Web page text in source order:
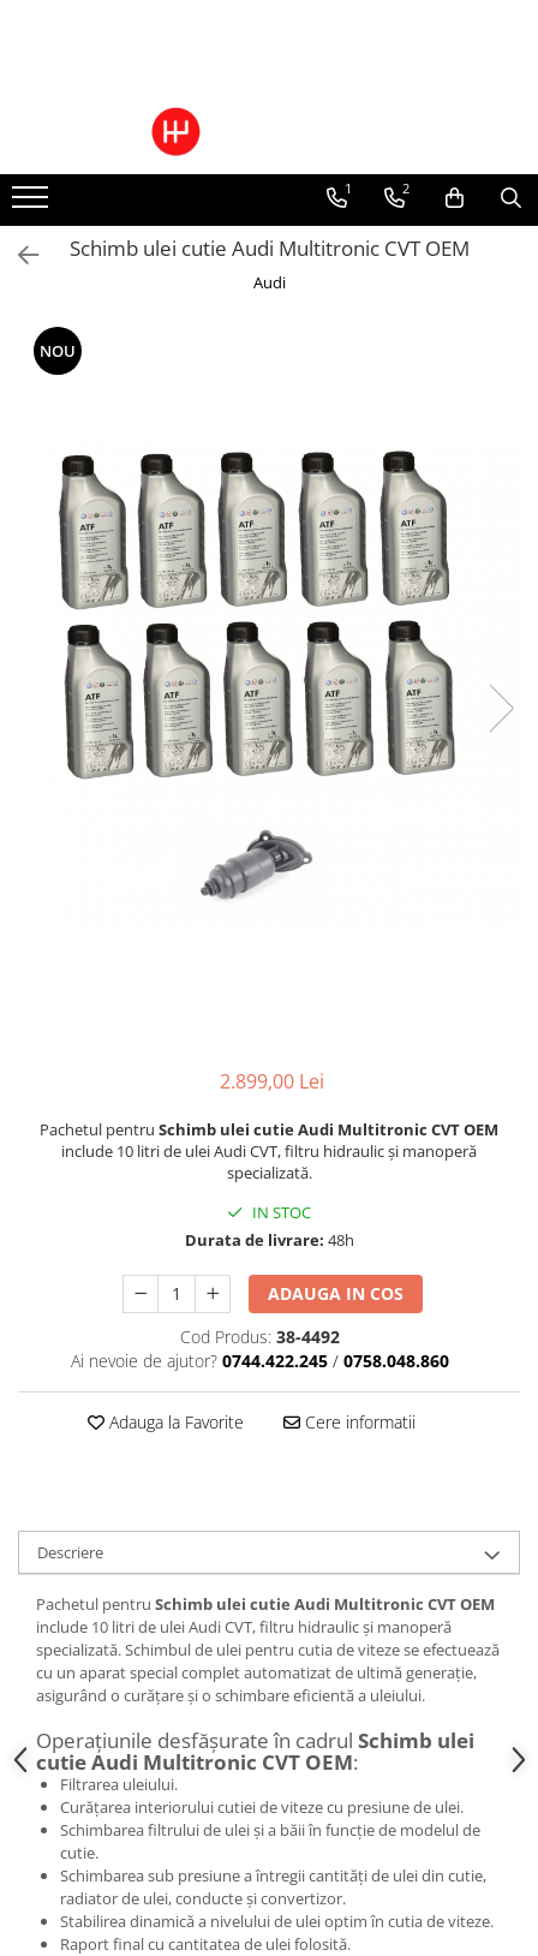
Pachete Cutie Automata
Pachete Cutie Manuala
Pachete Grup Diferential
Reparatii convertizoare de cuplu
Climatizare Auto
Piese cutii de viteze automata
Ulei cutie automata
1 2
Schimb ulei cutie Audi Multitronic CVT OEM
Audi
NOU
2.899,00 Lei
Pachetul pentru Schimb ulei cutie Audi Multitronic CVT OEM
include 10 litri de ulei Audi CVT, filtru hidraulic și manoperă
specializată.
IN STOC
Durata de livrare: 48h
ADAUGA IN COS
Cod Produs: 38-4492
Ai nevoie de ajutor? 0744.422.245 / 0758.048.860
Adauga la Favorite Cere informatii
Descriere
Pachetul pentru Schimb ulei cutie Audi Multitronic CVT OEM
include 10 litri de ulei Audi CVT, filtru hidraulic și manoperă
specializată. Schimbul de ulei pentru cutia de viteze se efectuează
cu un aparat special complet automatizat de ultimă generație,
asigurând o curățare și o schimbare eficientă a uleiului.
Operațiunile desfășurate în cadrul Schimb ulei
cutie Audi Multitronic CVT OEM:
Filtrarea uleiului.
Curățarea interiorului cutiei de viteze cu presiune de ulei.
Schimbarea filtrului de ulei și a băii în funcție de modelul de
cutie.
Schimbarea sub presiune a întregii cantități de ulei din cutie,
radiator de ulei, conducte și convertizor.
Stabilirea dinamică a nivelului de ulei optim în cutia de viteze.
Raport final cu cantitatea de ulei folosită.